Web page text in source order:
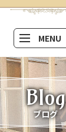
MENU
Blog
ブログ